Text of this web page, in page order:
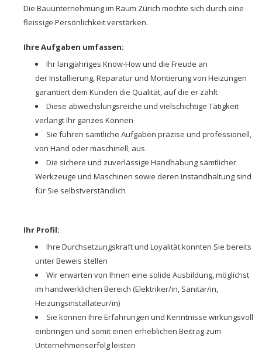
Die Bauunternehmung im Raum Zürich möchte sich durch eine
fleissige Persönlichkeit verstärken.
Ihre Aufgaben umfassen:
Ihr langjähriges Know-How und die Freude an
der Installierung, Reparatur und Montierung von Heizungen
garantiert dem Kunden die Qualität, auf die er zählt
Diese abwechslungsreiche und vielschichtige Tätigkeit
verlangt Ihr ganzes Können
Sie führen sämtliche Aufgaben präzise und professionell,
von Hand oder maschinell, aus
Die sichere und zuverlässige Handhabung sämtlicher
Werkzeuge und Maschinen sowie deren Instandhaltung sind
für Sie selbstverständlich
Ihr Profil:
Ihre Durchsetzungskraft und Loyalität konnten Sie bereits
unter Beweis stellen
Wir erwarten von Ihnen eine solide Ausbildung, möglichst
im handwerklichen Bereich (Elektriker/in, Sanitär/in,
Heizungsinstallateur/in)
Sie können Ihre Erfahrungen und Kenntnisse wirkungsvoll
einbringen und somit einen erheblichen Beitrag zum
Unternehmenserfolg leisten